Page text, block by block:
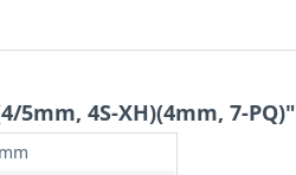
4S-XH)(4mm, 7-PQ)"